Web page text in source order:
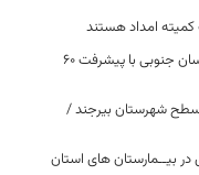
۳۹ مجتمع آبرسانی برای تامین آب روستاها در خراسان جنوبی با پیشرفت ۶۰
سطح شهرستان بیرجند /
بیــمارستان های استان